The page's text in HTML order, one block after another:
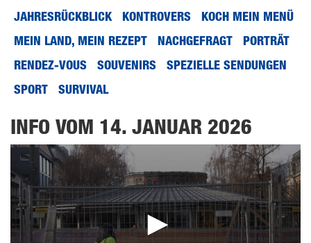
JAHRESRÜCKBLICK
KONTROVERS
KOCH MEIN MENÜ
MEIN LAND, MEIN REZEPT
NACHGEFRAGT
PORTRÄT
RENDEZ-VOUS
SOUVENIRS
SPEZIELLE SENDUNGEN
SPORT
SURVIVAL
INFO VOM 14. JANUAR 2026